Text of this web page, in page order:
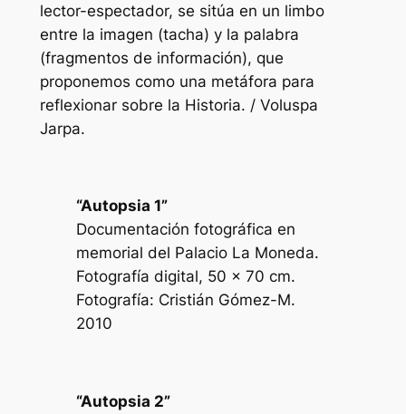
lector-espectador, se sitúa en un limbo
entre la imagen (tacha) y la palabra
(fragmentos de información), que
proponemos como una metáfora para
reflexionar sobre la Historia. / Voluspa
Jarpa.
“Autopsia 1”
Documentación fotográfica en
memorial del Palacio La Moneda.
Fotografía digital, 50 x 70 cm.
Fotografía: Cristián Gómez-M.
2010
“Autopsia 2”